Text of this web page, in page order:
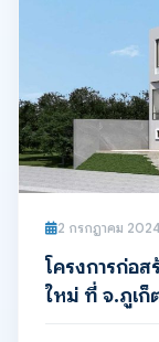
2 กรกฎาคม 2024
โครงการก่อ
ใหม่ ที่ จ.ภูเก็